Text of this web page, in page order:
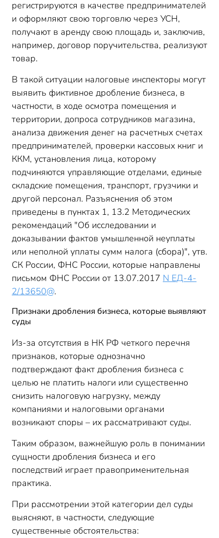
регистрируются в качестве предпринимателей
и оформляют свою торговлю через УСН,
получают в аренду свою площадь и, заключив,
например, договор поручительства, реализуют
товар.
В такой ситуации налоговые инспекторы могут
выявить фиктивное дробление бизнеса, в
частности, в ходе осмотра помещения и
территории, допроса сотрудников магазина,
анализа движения денег на расчетных счетах
предпринимателей, проверки кассовых книг и
ККМ, установления лица, которому
подчиняются управляющие отделами, единые
складские помещения, транспорт, грузчики и
другой персонал. Разъяснения об этом
приведены в пунктах 1, 13.2 Методических
рекомендаций "Об исследовании и
доказывании фактов умышленной неуплаты
или неполной уплаты сумм налога (сбора)", утв.
СК России, ФНС России, которые направлены
письмом ФНС России от 13.07.2017 N ЕД-4-
2/13650@.
Признаки дробления бизнеса, которые выявляют
суды
Из-за отсутствия в НК РФ четкого перечня
признаков, которые однозначно
подтверждают факт дробления бизнеса с
целью не платить налоги или существенно
снизить налоговую нагрузку, между
компаниями и налоговыми органами
возникают споры – их рассматривают суды.
Таким образом, важнейшую роль в понимании
сущности дробления бизнеса и его
последствий играет правоприменительная
практика.
При рассмотрении этой категории дел суды
выясняют, в частности, следующие
существенные обстоятельства: